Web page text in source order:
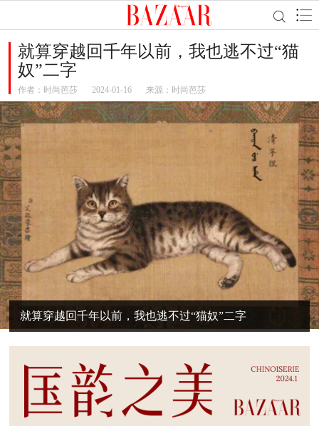
就算穿越回千年以前，我也逃不过“猫
奴”二字
作者： 时尚芭莎 2024-01-16 来源：时尚芭莎
就算穿越回千年以前，我也逃不过“猫奴”二字